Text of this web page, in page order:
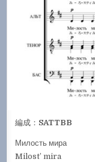
編成： SATTBB
Милость мира
Milost’ mira